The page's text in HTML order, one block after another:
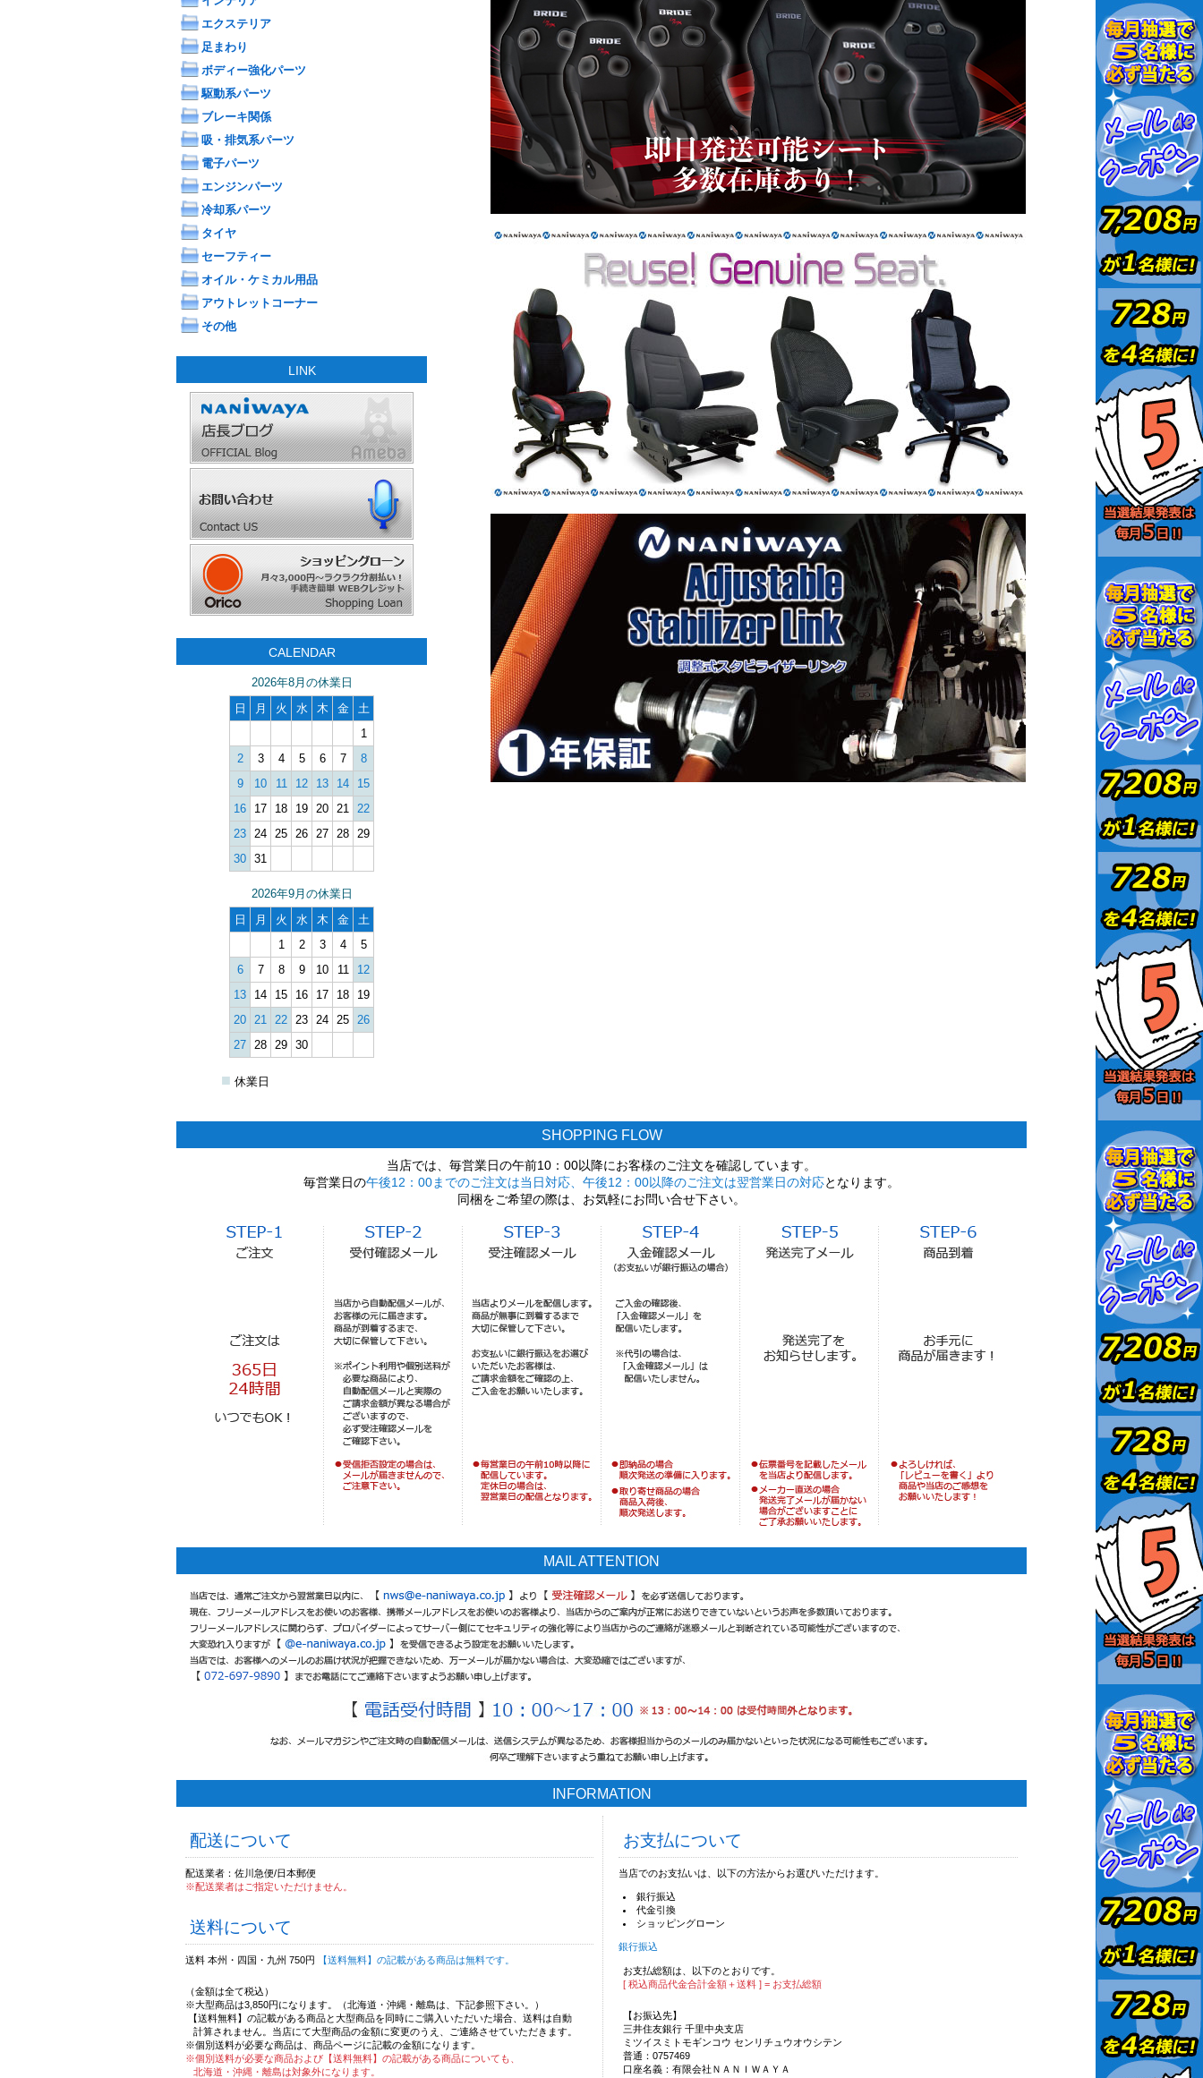
エクステリア
足まわり
ボディー強化パーツ
駆動系パーツ
ブレーキ関係
吸・排気系パーツ
電子パーツ
エンジンパーツ
冷却系パーツ
タイヤ
セーフティー
オイル・ケミカル用品
アウトレットコーナー
その他
LINK
CALENDAR
2026年8月の休業日
日
月 火 水 木 金
土
1
2
3 4 5 6 7
8
9
10 11 12 13 14
15
16
17 18 19 20 21 22
23 24 25 26 27 28 29
30 31
2026年9月の休業日
日
月 火 水 木 金
土
1
2 3 4
5
6
7 8 9 10 11
12
13
14 15 16 17 18
19
20 21 22 23 24 25 26
27 28 29 30
■ 休業日
SHOPPING FLOW
当店では、毎営業日の午前10：00以降にお客様のご注文を確認しています。
毎営業日の午後12：00までのご注文は当日対応、午後12：00以降のご注文は翌営業日の対応となります。
同梱をご希望の際は、お気軽にお問い合せ下さい。
MAIL ATTENTION
INFORMATION
配送について
配送業者：佐川急便/日本郵便
※配送業者はご指定いただけません。
送料について
送料 本州・四国・九州 750円 【送料無料】の記載がある商品は無料です。
（金額は全て税込）
※大型商品は3,850円になります。（北海道・沖縄・離島は、下記参照下さい。）
【送料無料】の記載がある商品と大型商品を同時にご購入いただいた場合、送料は自動
計算されません。当店にて大型商品の金額に変更のうえ、ご連絡させていただきます。
※個別送料が必要な商品は、商品ページに記載の金額になります。
※個別送料が必要な商品および【送料無料】の記載がある商品についても、
北海道・沖縄・離島は対象外になります。
お支払について
当店でのお支払いは、以下の方法からお選びいただけます。
銀行振込
代金引換
ショッピングローン
銀行振込
お支払総額は、以下のとおりです。
[ 税込商品代金合計金額＋送料 ] = お支払総額
【お振込先】
三井住友銀行 千里中央支店
ミツイスミトモギンコウ センリチュウオウシテン
普通：0757469
口座名義：有限会社ＮＡＮＩＷＡＹＡ